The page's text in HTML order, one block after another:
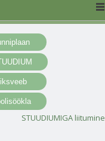
STUUDIUMIGA liitumine